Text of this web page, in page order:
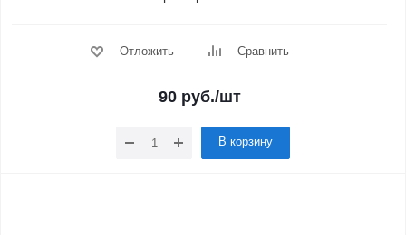
Отложить Сравнить
90 руб./шт
В корзину